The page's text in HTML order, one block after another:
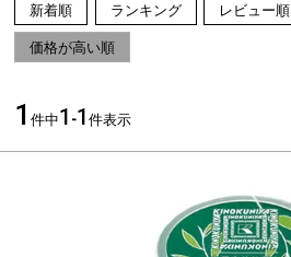
新着順 ランキング レビュー順
価格が高い順
1 件中1 -1 件表示